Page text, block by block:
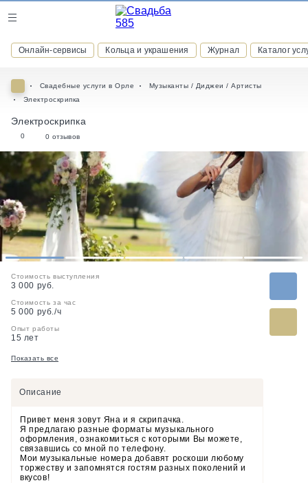
Онлайн-сервисы Кольца и украшения Журнал Каталог
присоединяйтесь к закрытому сообществу и получайте
скидки и бонусы за участие
РЕГИСТРАЦИЯ
Свадебные услуги в Орле
Музыканты / Диджеи / Артисты
Электроскрипка
Электроскрипка
0 0 отзывов
1 2 3 4 5
Стоимость выступления
3 000 руб.
Стоимость за час
5 000 руб./ч
Опыт работы
15 лет
Показать все
Описание
Привет меня зовут Яна и я скрипачка.
Я предлагаю разные форматы музыкального
оформления, ознакомиться с которыми Вы можете,
связавшись со мной по телефону.
Мои музыкальные номера добавят роскоши любому
торжеству и запомнятся гостям разных поколений и
вкусов!